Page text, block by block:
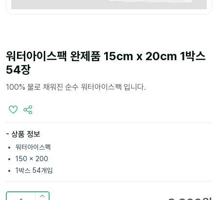
워터아이스팩 완제품 15cm x 20cm 1박스
54장
100% 물로 채워진 순수 워터아이스팩 입니다.
- 상품 정보
워터아이스팩
150 x 200
1박스 54개입